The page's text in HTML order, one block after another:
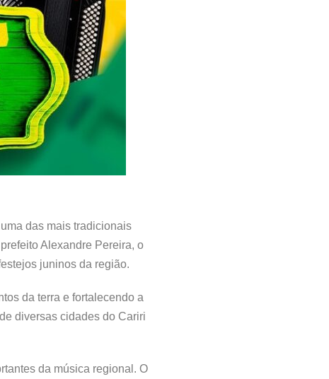
das mais tradicionais
Alexandre Pereira, o
juninos da região.
da terra e fortalecendo a
diversas cidades do Cariri
da música regional. O